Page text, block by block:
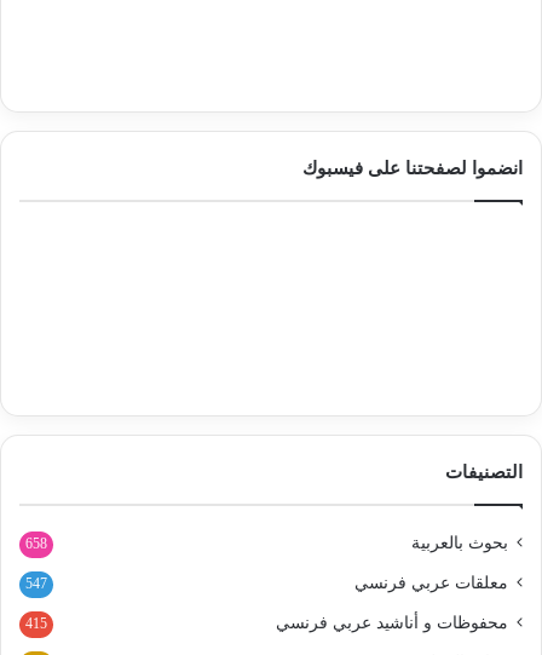
انضموا لصفحتنا على فيسبوك
التصنيفات
بحوث بالعربية 658
معلقات عربي فرنسي 547
محفوظات و أناشيد عربي فرنسي 415